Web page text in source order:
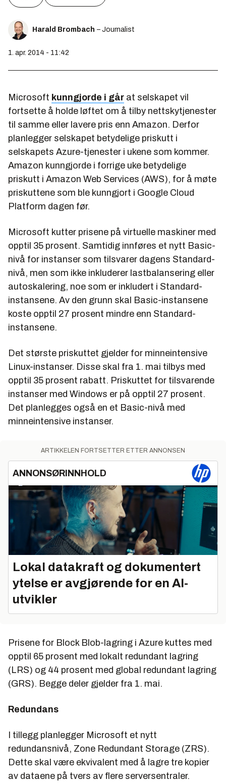
Harald Brombach – Journalist
1. apr. 2014 - 11:42
Microsoft kunngjorde i går at selskapet vil
fortsette å holde løftet om å tilby nettskytjenester
til samme eller lavere pris enn Amazon. Derfor
planlegger selskapet betydelige priskutt i
selskapets Azure-tjenester i ukene som kommer.
Amazon kunngjorde i forrige uke betydelige
priskutt i Amazon Web Services (AWS), for å møte
priskuttene som ble kunngjort i Google Cloud
Platform dagen før.
Microsoft kutter prisene på virtuelle maskiner med
opptil 35 prosent. Samtidig innføres et nytt Basic-
nivå for instanser som tilsvarer dagens Standard-
nivå, men som ikke inkluderer lastbalansering eller
autoskalering, noe som er inkludert i Standard-
instansene. Av den grunn skal Basic-instansene
koste opptil 27 prosent mindre enn Standard-
instansene.
Det største priskuttet gjelder for minneintensive
Linux-instanser. Disse skal fra 1. mai tilbys med
opptil 35 prosent rabatt. Priskuttet for tilsvarende
instanser med Windows er på opptil 27 prosent.
Det planlegges også en et Basic-nivå med
minneintensive instanser.
ARTIKKELEN FORTSETTER ETTER ANNONSEN
ANNONSØRINNHOLD
Lokal datakraft og dokumentert
ytelse er avgjørende for en AI-
utvikler
Prisene for Block Blob-lagring i Azure kuttes med
opptil 65 prosent med lokalt redundant lagring
(LRS) og 44 prosent med global redundant lagring
(GRS). Begge deler gjelder fra 1. mai.
Redundans
I tillegg planlegger Microsoft et nytt
redundansnivå, Zone Redundant Storage (ZRS).
Dette skal være ekvivalent med å lagre tre kopier
av dataene på tvers av flere serversentraler.